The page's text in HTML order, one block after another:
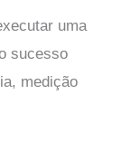
uma
sucesso
medição